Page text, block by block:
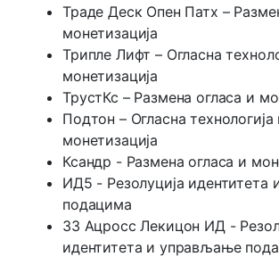
Траде Деск Опен Патх –
монетизација
Трипле Лифт – Огласна
монетизација
ТрустКс – Размена огласа и
Подтон – Огласна технологија
монетизација
Ксандр - Размена огласа и
ИД5 - Резолуција
подацима
33 Ацросс Лекицон ИД -
идентитета и управљање